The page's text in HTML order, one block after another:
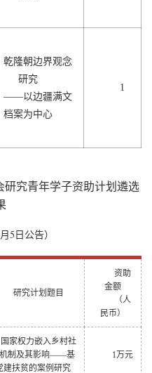
乾隆朝边界观念
研究
——以边疆满文
档案为中心
1
研究青年学子资助计划遴选
月 5 日公告）
研究计划题目
资助
金额
（人
民币）
国家权力嵌入乡村社
制及其影响——基
建扶贫的案例研究
1万元